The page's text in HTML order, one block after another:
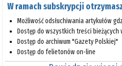
W ramach subskrypcji
Możliwość odsłuchiwania artykułów
Dostęp do wszystkich treści bieżących
Dostęp do archiwum "Gazety Polskiej"
Dostęp do felietonów on-line